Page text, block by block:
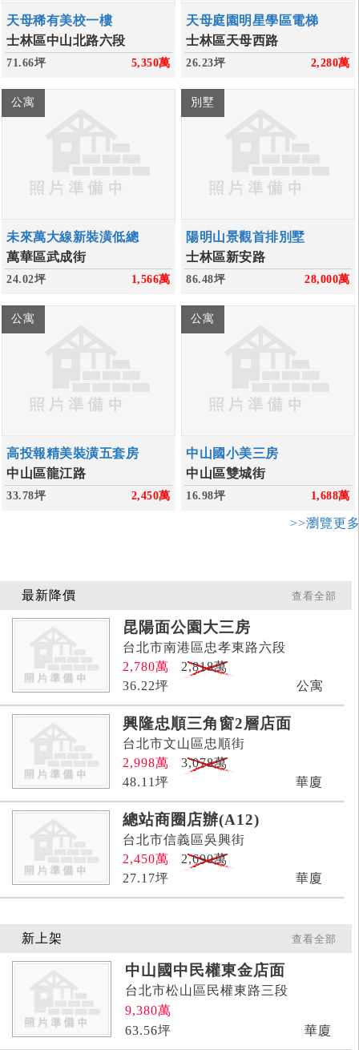
天母稀有美校一樓
士林區中山北路六段
71.66坪 5,350萬
天母庭園明星學區電梯
士林區天母西路
26.23坪 2,280萬
公寓
未來萬大線新裝潢低總
萬華區武成街
24.02坪 1,566萬
別墅
陽明山景觀首排別墅
士林區新安路
86.48坪 28,000萬
公寓
高投報精美裝潢五套房
中山區龍江路
33.78坪 2,450萬
公寓
中山國小美三房
中山區雙城街
16.98坪 1,688萬
>>瀏覽更
最新降價 查看全部
昆陽面公園大三房
台北市南港區忠孝東路六段
2,780萬
2,818萬
36.22坪 公寓
興隆忠順三角窗2層店面
台北市文山區忠順街
2,998萬
3,078萬
48.11 坪 華廈
總站商圈店辦(A12)
台北市信義區吳興街
2,450萬
2,690萬
27.17坪 華廈
新上架 查看全部
中山國中民權東金店面
台北市松山區民權東路三段
9,380萬
63.56坪 華廈